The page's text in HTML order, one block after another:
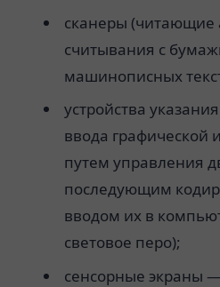
сканеры (читающие
считывания с
машинописных
устройства
ввода графической
путем управления
последующим
вводом их в
световое перо);
сенсорные экраны